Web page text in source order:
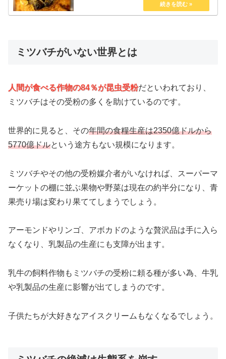
ミツバチがいない世界とは
人間が食べる作物の84％が昆虫受粉だといわれており、
ミツバチはその受粉の多くを助けているのです。
世界的に見ると、その年間の食糧生産は2350億ドルから
5770億ドルという途方もない規模になります。
ミツバチやその他の受粉媒介者がいなければ、スーパーマ
ーケットの棚に並ぶ果物や野菜は現在の約半分になり、青
果売り場は変わり果ててしまうでしょう。
アーモンドやリンゴ、アボカドのような贅沢品は手に入ら
なくなり、乳製品の生産にも支障が出ます。
乳牛の飼料作物もミツバチの受粉に頼る種が多い為、牛乳
や乳製品の生産に影響が出てしまうのです。
子供たちが大好きなアイスクリームもなくなるでしょう。